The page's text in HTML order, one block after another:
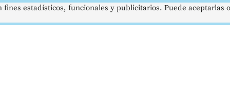
estadísticos, funcionales y publicitarios. Puede aceptarlas